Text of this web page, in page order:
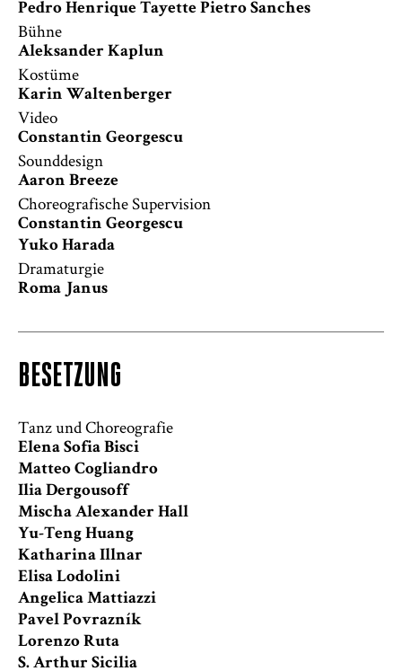
Pedro Henrique Tayette Pietro Sanches
Bühne
Aleksander Kaplun
Kostüme
Karin Waltenberger
Video
Constantin Georgescu
Sounddesign
Aaron Breeze
Choreografische Supervision
Constantin Georgescu
Yuko Harada
Dramaturgie
Roma Janus
BESETZUNG
Tanz und Choreografie
Elena Sofia Bisci
Matteo Cogliandro
Ilia Dergousoff
Mischa Alexander Hall
Yu-Teng Huang
Katharina Illnar
Elisa Lodolini
Angelica Mattiazzi
Pavel Povrazník
Lorenzo Ruta
S. Arthur Sicilia